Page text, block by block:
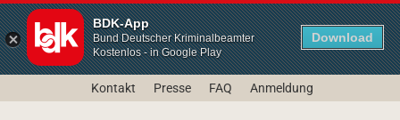
BDK-App
Bund Deutscher Kriminalbeamter
Kostenlos - in Google Play
Download
Kontakt Presse FAQ Anmeldung